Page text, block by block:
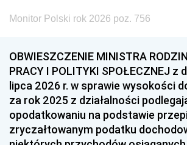
Monitor Polski rok 2026 poz. 756
OBWIESZCZENIE MINISTRA
PRACY I POLITYKI SPOŁECZNEJ z
lipca 2026 r. w sprawie wysokości
za rok 2025 z działalności
opodatkowaniu na podstawie
zryczałtowanym podatku